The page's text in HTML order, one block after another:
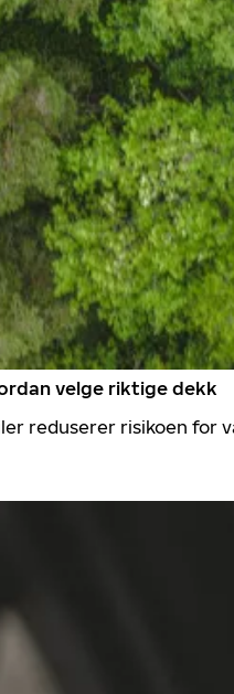
velge riktige dekk
reduserer risikoen for